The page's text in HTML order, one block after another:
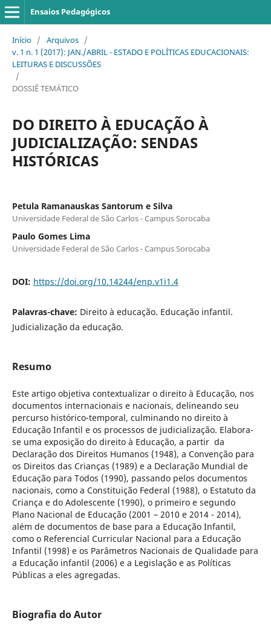
Ensaios Pedagógicos
Início / Arquivos /
v. 1 n. 1 (2017): JAN./ABRIL - ESTADO E POLÍTICAS EDUCACIONAIS:
LEITURAS E DISCUSSÕES
/
DOSSIÊ TEMÁTICO
DO DIREITO À EDUCAÇÃO À
JUDICIALIZAÇÃO: SENDAS
HISTÓRICAS
Petula Ramanauskas Santorum e Silva
Universidade Federal de São Carlos - Campus Sorocaba
Paulo Gomes Lima
Universidade Federal de São Carlos - Campus Sorocaba
DOI: https://doi.org/10.14244/enp.v1i1.4
Palavras-chave: Direito à educação. Educação infantil.
Judicialização da educação.
Resumo
Este artigo objetiva contextualizar o direito à Educação, nos
documentos internacionais e nacionais, delineando seu
percurso histórico-temporal, culminando no direito à
Educação Infantil e os processos de judicialização. Elabora-
se uma exposição do direito à Educação, a partir da
Declaração dos Direitos Humanos (1948), a Convenção para
os Direitos das Crianças (1989) e a Declaração Mundial de
Educação para Todos (1990), passando pelos documentos
nacionais, como a Constituição Federal (1988), o Estatuto da
Criança e do Adolescente (1990), o primeiro e segundo
Plano Nacional de Educação (2001 – 2010 e 2014 - 2014),
além de documentos de base para a Educação Infantil,
como o Referencial Curricular Nacional para a Educação
Infantil (1998) e os Parâmetros Nacionais de Qualidade para
a Educação infantil (2006) e a Legislação e as Políticas
Públicas a eles agregadas.
Biografia do Autor